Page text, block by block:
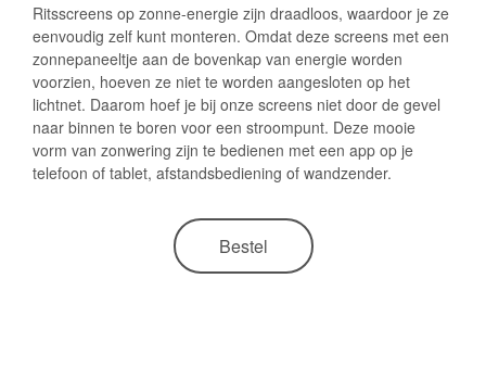
Ritsscreens op zonne-energie zijn draadloos, waardoor je ze
eenvoudig zelf kunt monteren. Omdat deze screens met een
zonnepaneeltje aan de bovenkap van energie worden
voorzien, hoeven ze niet te worden aangesloten op het
lichtnet. Daarom hoef je bij onze screens niet door de gevel
naar binnen te boren voor een stroompunt. Deze mooie
vorm van zonwering zijn te bedienen met een app op je
telefoon of tablet, afstandsbediening of wandzender.
Bestel